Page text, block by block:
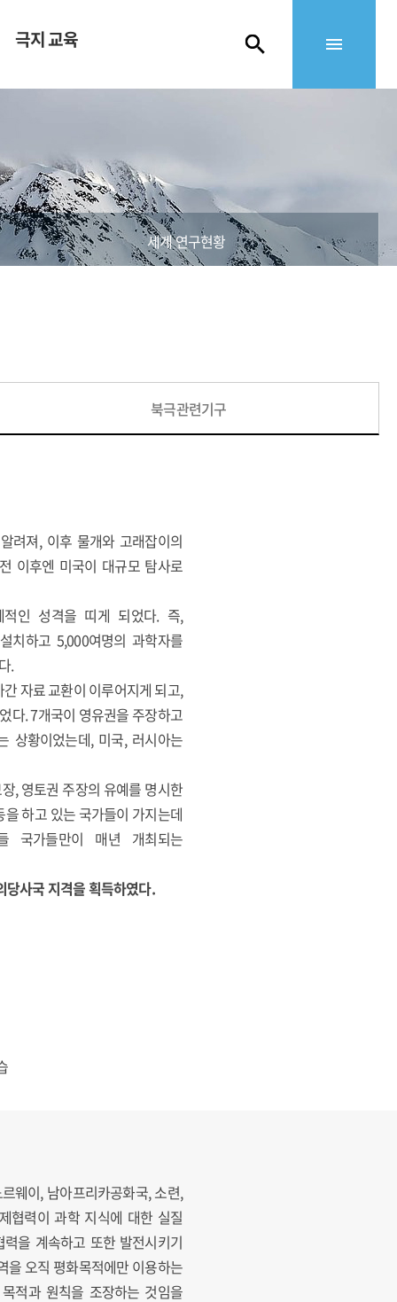
극지 교육
세계 연구현황
북극관련기구
려져, 이후 물개와 고래잡이의
이후엔 미국이 대규모 탐사로
적인 성격을 띠게 되었다. 즉,
하고 5,000여명의 과학자를
.
자료 교환이 이루어지게 되고,
다. 7개국이 영유권을 주장하고
상황이었는데, 미국, 러시아는
, 영토권 주장의 유예를 명시한
하고 있는 국가들이 가지는데
국가들만이 매년 개최되는
사국 지격을 획득하였다.
웨이, 남아프리카공화국, 소련,
협력이 과학 지식에 대한 실질
을 계속하고 또한 발전시키기
을 오직 평화목적에만 이용하는
적과 원칙을 조장하는 것임을